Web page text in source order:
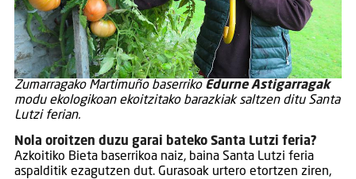
Zumarragako Martimuño baserriko Edurne Astigarragak
modu ekologikoan ekoitzitako barazkiak saltzen ditu Santa
Lutzi ferian.
Nola oroitzen duzu garai bateko Santa Lutzi feria?
Azkoitiko Bieta baserrikoa naiz, baina Santa Lutzi feria
aspalditik ezagutzen dut. Gurasoak urtero etortzen ziren,